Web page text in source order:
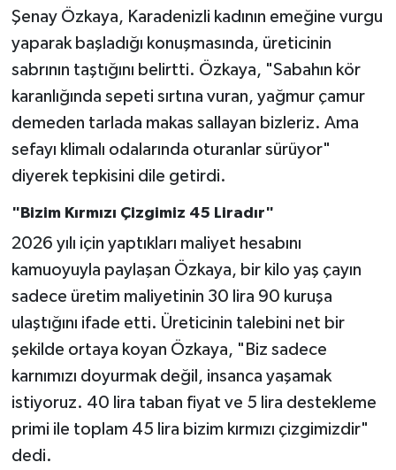
Şenay Özkaya, Karadenizli kadının emeğine vurgu
yaparak başladığı konuşmasında, üreticinin
sabrının taştığını belirtti. Özkaya, "Sabahın kör
karanlığında sepeti sırtına vuran, yağmur çamur
demeden tarlada makas sallayan bizleriz. Ama
sefayı klimalı odalarında oturanlar sürüyor"
diyerek tepkisini dile getirdi.
"Bizim Kırmızı Çizgimiz 45 Liradır"
2026 yılı için yaptıkları maliyet hesabını
kamuoyuyla paylaşan Özkaya, bir kilo yaş çayın
sadece üretim maliyetinin 30 lira 90 kuruşa
ulaştığını ifade etti. Üreticinin talebini net bir
şekilde ortaya koyan Özkaya, "Biz sadece
karnımızı doyurmak değil, insanca yaşamak
istiyoruz. 40 lira taban fiyat ve 5 lira destekleme
primi ile toplam 45 lira bizim kırmızı çizgimizdir"
dedi.